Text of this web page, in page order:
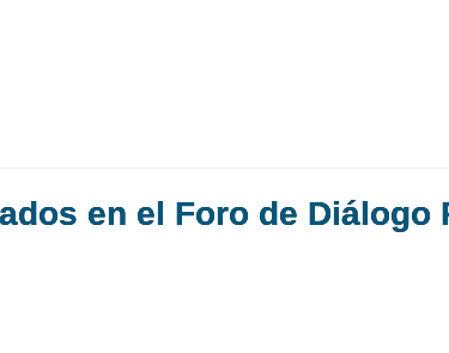
en el Foro de Diálogo